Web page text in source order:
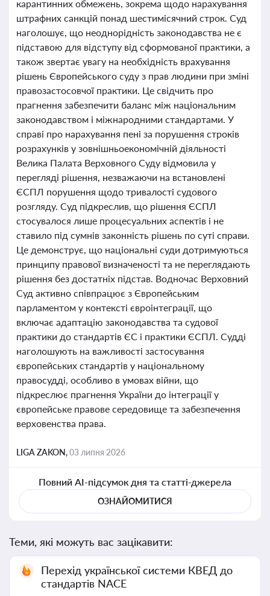
карантинних обмежень, зокрема щодо нарахування
штрафних санкцій понад шестимісячний строк. Суд
наголошує, що неоднорідність законодавства не є
підставою для відступу від сформованої практики, а
також звертає увагу на необхідність врахування
рішень Європейського суду з прав людини при зміні
правозастосовчої практики. Це свідчить про
прагнення забезпечити баланс між національним
законодавством і міжнародними стандартами. У
справі про нарахування пені за порушення строків
розрахунків у зовнішньоекономічній діяльності
Велика Палата Верховного Суду відмовила у
перегляді рішення, незважаючи на встановлені
ЄСПЛ порушення щодо тривалості судового
розгляду. Суд підкреслив, що рішення ЄСПЛ
стосувалося лише процесуальних аспектів і не
ставило під сумнів законність рішень по суті справи.
Це демонструє, що національні суди дотримуються
принципу правової визначеності та не переглядають
рішення без достатніх підстав. Водночас Верховний
Суд активно співпрацює з Європейським
парламентом у контексті євроінтеграції, що
включає адаптацію законодавства та судової
практики до стандартів ЄС і практики ЄСПЛ. Судді
наголошують на важливості застосування
європейських стандартів у національному
правосудді, особливо в умовах війни, що
підкреслює прагнення України до інтеграції у
європейське правове середовище та забезпечення
верховенства права.
LIGA ZAKON,03 липня 2026
Повний AI-підсумок дня та статті-джерела
ОЗНАЙОМИТИСЯ
Теми, які можуть вас зацікавити:
Перехід української системи КВЕД до
стандартів NACE